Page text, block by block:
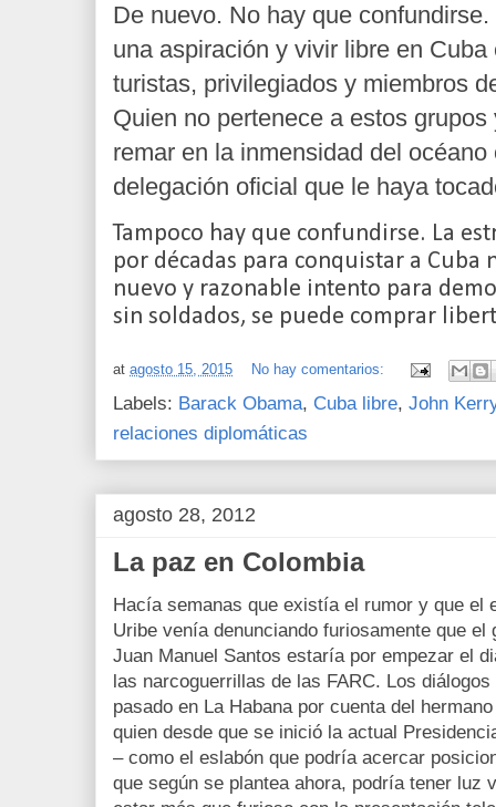
De nuevo. No hay que
una aspiración y vivir libre en
turistas, privilegiados y miembros
Quien no pertenece a estos
remar en la inmensidad del
delegación oficial que le haya
Tampoco hay que confundirse. La
por décadas para conquistar a Cuba
nuevo y razonable intento para
sin soldados, se puede comprar
at agosto 15, 2015 No hay comentarios:
Labels: Barack Obama, Cuba libre, John
relaciones diplomáticas
agosto 28, 2012
La paz en Colombia
Hacía semanas que existía el rumor y que el
Uribe venía denunciando furiosamente que el
Juan Manuel Santos estaría por empezar el
las narcoguerrillas de las FARC. Los
pasado en La Habana por cuenta del
quien desde que se inició la actual
– como el eslabón que podría acercar
que según se plantea ahora, podría tener luz